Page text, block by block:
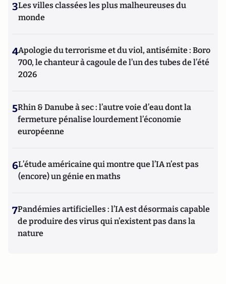
3Les villes classées les plus malheureuses du
monde
4Apologie du terrorisme et du viol, antisémite : Boro
700, le chanteur à cagoule de l’un des tubes de l’été
2026
5Rhin & Danube à sec : l’autre voie d’eau dont la
fermeture pénalise lourdement l’économie
européenne
6L’étude américaine qui montre que l’IA n’est pas
(encore) un génie en maths
7Pandémies artificielles : l’IA est désormais capable
de produire des virus qui n’existent pas dans la
nature